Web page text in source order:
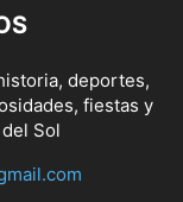
deportes,
fiestas y
Sol